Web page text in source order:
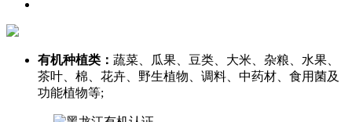
有机种植类： 蔬菜、瓜果、豆类、大米、杂粮、水果、
茶叶、棉、花卉、野生植物、调料、中药材、食用菌及
功能植物等;